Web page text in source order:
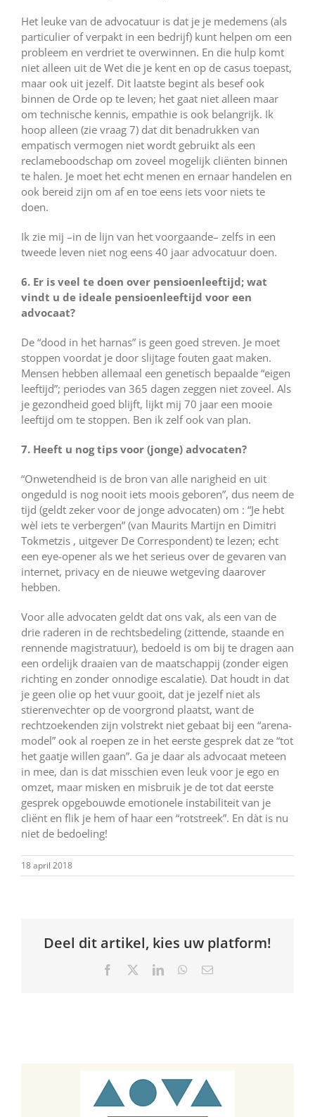
Het leuke van de advocatuur is dat je je medemens (als
particulier of verpakt in een bedrijf) kunt helpen om een
probleem en verdriet te overwinnen. En die hulp komt
niet alleen uit de Wet die je kent en op de casus toepast,
maar ook uit jezelf. Dit laatste begint als besef ook
binnen de Orde op te leven; het gaat niet alleen maar
om technische kennis, empathie is ook belangrijk. Ik
hoop alleen (zie vraag 7) dat dit benadrukken van
empatisch vermogen niet wordt gebruikt als een
reclameboodschap om zoveel mogelijk cliënten binnen
te halen. Je moet het echt menen en ernaar handelen en
ook bereid zijn om af en toe eens iets voor niets te
doen.
Ik zie mij –in de lijn van het voorgaande– zelfs in een
tweede leven niet nog eens 40 jaar advocatuur doen.
6. Er is veel te doen over pensioenleeftijd; wat
vindt u de ideale pensioenleeftijd voor een
advocaat?
De “dood in het harnas” is geen goed streven. Je moet
stoppen voordat je door slijtage fouten gaat maken.
Mensen hebben allemaal een genetisch bepaalde “eigen
leeftijd”; periodes van 365 dagen zeggen niet zoveel. Als
je gezondheid goed blijft, lijkt mij 70 jaar een mooie
leeftijd om te stoppen. Ben ik zelf ook van plan.
7. Heeft u nog tips voor (jonge) advocaten?
“Onwetendheid is de bron van alle narigheid en uit
ongeduld is nog nooit iets moois geboren”, dus neem de
tijd (geldt zeker voor de jonge advocaten) om : “Je hebt
wèl iets te verbergen” (van Maurits Martijn en Dimitri
Tokmetzis , uitgever De Correspondent) te lezen; echt
een eye-opener als we het serieus over de gevaren van
internet, privacy en de nieuwe wetgeving daarover
hebben.
Voor alle advocaten geldt dat ons vak, als een van de
drie raderen in de rechtsbedeling (zittende, staande en
rennende magistratuur), bedoeld is om bij te dragen aan
een ordelijk draaien van de maatschappij (zonder eigen
richting en zonder onnodige escalatie). Dat houdt in dat
je geen olie op het vuur gooit, dat je jezelf niet als
stierenvechter op de voorgrond plaatst, want de
rechtzoekenden zijn volstrekt niet gebaat bij een “arena-
model” ook al roepen ze in het eerste gesprek dat ze “tot
het gaatje willen gaan”. Ga je daar als advocaat meteen
in mee, dan is dat misschien even leuk voor je ego en
omzet, maar misken en misbruik je de tot dat eerste
gesprek opgebouwde emotionele instabiliteit van je
cliënt en flik je hem of haar een “rotstreek”. En dàt is nu
niet de bedoeling!
18 april 2018
Deel dit artikel, kies uw platform!
Facebook LinkedInWhatsApp
E-